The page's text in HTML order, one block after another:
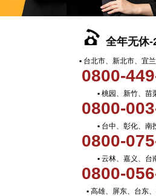
全年无休-
▪ 台北市、新北市、宜
0800-
▪ 桃园、新竹、苗
0800-
▪ 台中、彰化、南
0800-
▪ 云林、嘉义、台
0800-
▪ 高雄、屏东、台东